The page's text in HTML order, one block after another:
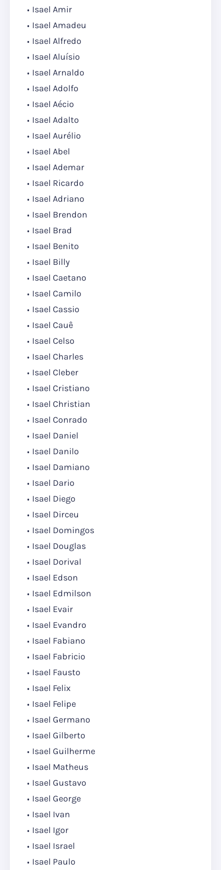
Isael Amir
Isael Amadeu
Isael Alfredo
Isael Aluísio
Isael Arnaldo
Isael Adolfo
Isael Aécio
Isael Adalto
Isael Aurélio
Isael Abel
Isael Ademar
Isael Ricardo
Isael Adriano
Isael Brendon
Isael Brad
Isael Benito
Isael Billy
Isael Caetano
Isael Camilo
Isael Cassio
Isael Cauê
Isael Celso
Isael Charles
Isael Cleber
Isael Cristiano
Isael Christian
Isael Conrado
Isael Daniel
Isael Danilo
Isael Damiano
Isael Dario
Isael Diego
Isael Dirceu
Isael Domingos
Isael Douglas
Isael Dorival
Isael Edson
Isael Edmilson
Isael Evair
Isael Evandro
Isael Fabiano
Isael Fabricio
Isael Fausto
Isael Felix
Isael Felipe
Isael Germano
Isael Gilberto
Isael Guilherme
Isael Matheus
Isael Gustavo
Isael George
Isael Ivan
Isael Igor
Isael Israel
Isael Paulo